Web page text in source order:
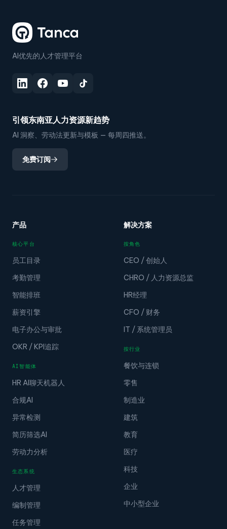
AI优先的人才管理平台
引领东南亚人力资源新趋势
AI 洞察、劳动法更新与模板 — 每周四推送。
免费订阅
产品
核心平台
员工目录
考勤管理
智能排班
薪资引擎
电子办公与审批
OKR / KPI追踪
AI智能体
HR AI聊天机器人
合规AI
异常检测
简历筛选AI
劳动力分析
生态系统
人才管理
编制管理
任务管理
解决方案
按角色
CEO / 创始人
CHRO / 人力资源总监
HR经理
CFO / 财务
IT / 系统管理员
按行业
餐饮与连锁
零售
制造业
建筑
教育
医疗
科技
企业
中小型企业